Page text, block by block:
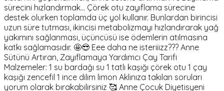
sürecini hızlandırmak... Çörek otu zayıflama sürecine
destek olurken toplamda üç yol kullanır. Bunlardan birincisi
uzun süre tutması, ikincisi metabolizmayı hızlandırarak yağ
yakımını sağlanması, üçüncüsü ise ödemlerin atılmasına
katkı sağlamasıdır. 🤩😎 Eee daha ne isteriiizz??? Anne
Sütünü Artıran, Zayıflamaya Yardımcı Çay Tarifi
Malzemeler: 1 su bardağı su 1 tatlı kaşığı çörek otu 1 çay
kaşığı zencefil 1 ince dilim limon Aklınıza takılan soruları
yorum olarak bırakabilirsiniz 🥰 Anne Çocuk Diyetisyeni